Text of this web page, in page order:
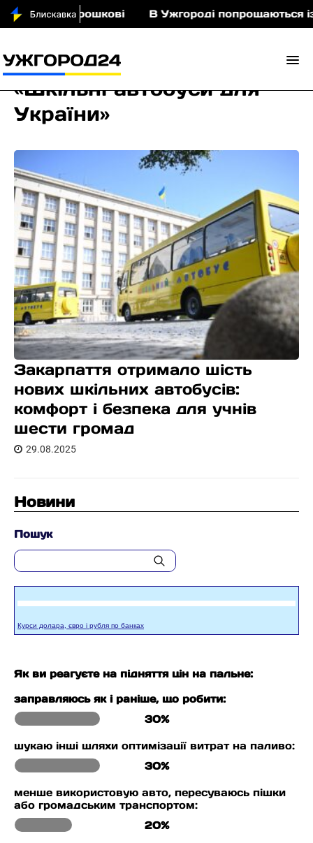
у Порошкові В Ужгороді попрощаються із
«Шкільні автобуси для
України»
Закарпаття отримало шість
нових шкільних автобусів:
комфорт і безпека для учнів
шести громад
29.08.2025
Новини
Пошук
Курси долара, євро і рубля по банках
Як ви реагуєте на підняття цін на пальне:
заправляюсь як і раніше, що робити:
30%
шукаю інші шляхи оптимізації витрат на паливо:
30%
менше використовую авто, пересуваюсь пішки
або громадським транспортом:
20%